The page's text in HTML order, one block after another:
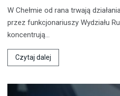
W Chełmie od rana trwają
przez funkcjonariuszy Wydziału
koncentrują…
Czytaj dalej